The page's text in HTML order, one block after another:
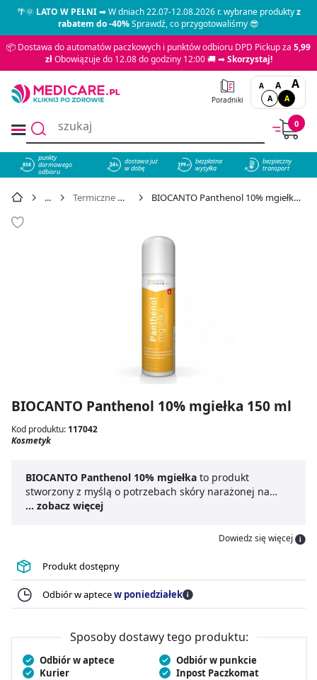
🌴🌞LATO W PEŁNI➡ W dniach 22.07-12.08.2026 r. wybrane produktyz
rabatem do -40%Sprawdź, co przygotowaliśmy 😎
📦 Dostawa do automatów paczkowych i punktów odbioru DPD Pickup za 5,99
złObowiązuje do 12.08 do godziny 12:00 🚚 ➡Skorzystaj!
Poradniki
A A A
A A
0
858
punkty
darmowego
odbioru
dostawa już
w dobę
bezpłatna
wysyłka
bezpieczny
transport
Termiczne urazy skóry BIOCANTO Panthenol 10% mgiełka 150 ml - cena 15,98 zł
BIOCANTO Panthenol 10% mgiełka 150 ml
Kod produktu: 117042
Kosmetyk
BIOCANTO Panthenol 10% mgiełka to produkt
stworzony z myślą o potrzebach skóry narażonej na
działanie słońca, wiatru, wody, a także mrozu. Dzięki
alantoiny i ekstraktu z aloesu, kosmetyk zapewnia
Panthenol mgiełka
BIOCANTO intensywnie nawilża skórę, poprawia jej
elastyczność oraz łagodzi podrażnienia i
zaczerwienienia.
... zobacz więcej
Dowiedz się więcej
Produkt dostępny
Odbiór w aptecew poniedziałek
Sposoby dostawy tego produktu:
Odbiór w aptece
Odbiór w punkcie
Kurier
Inpost Paczkomat